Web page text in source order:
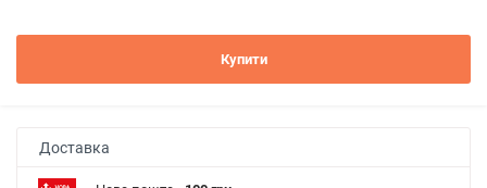
Купити
Доставка